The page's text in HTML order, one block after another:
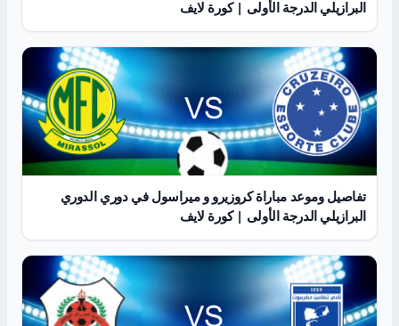
البرازيلي الدرجة الأولى | كورة لايف
تفاصيل وموعد مباراة كروزيرو و ميراسول في دوري الدوري
البرازيلي الدرجة الأولى | كورة لايف